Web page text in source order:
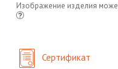
Изображение изделия
Сертификат